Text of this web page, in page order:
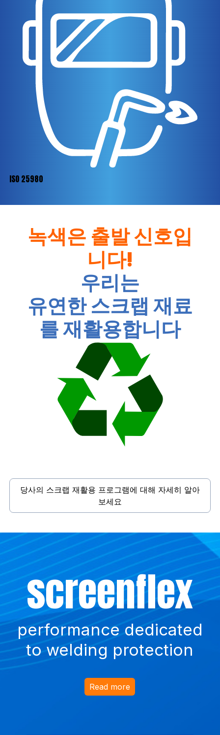
ISO 25980
녹색은 출발 신호입
니다!
우리는
유연한 스크랩 재료
를 재활용합니다
당사의 스크랩 재활용 프로그램에 대해 자세히 알아
보세요
ballistiflex
anti-return curtains
for bullet traps
Read more
Such
a waste !
Did
you
know?